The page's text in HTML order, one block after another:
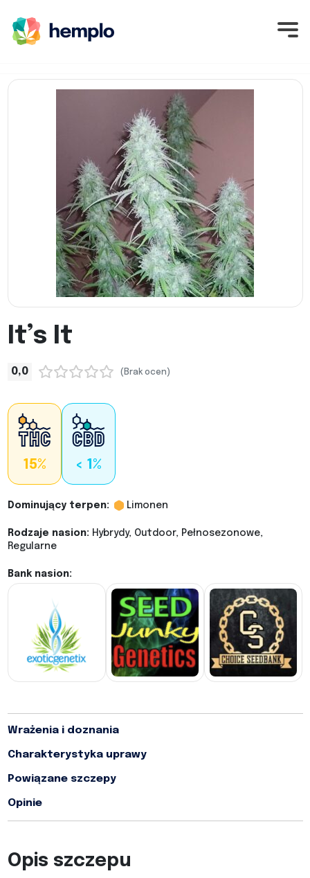
It’s It
0,0 (Brak ocen)
15% < 1%
Dominujący terpen: Limonen
Rodzaje nasion: Hybrydy, Outdoor, Pełnosezonowe,
Regularne
Bank nasion:
Wrażenia i doznania
Charakterystyka uprawy
Powiązane szczepy
Opinie
Opis szczepu